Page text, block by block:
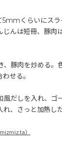
5mmくらいにス
じんは短冊、豚肉
、豚肉を炒める。
せる。
風だしを入れ、ゴ
、さっと加熱し
）